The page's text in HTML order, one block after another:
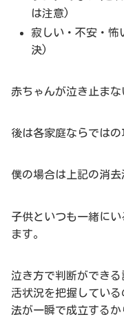
は注意)
寂しい・不安・
決)
赤ちゃんが泣き止まな
後は各家庭ならではの
僕の場合は上記の消去
子供といつも一緒に
ます。
泣き方で判断ができ
活状況を把握してい
法が一瞬で成立するか